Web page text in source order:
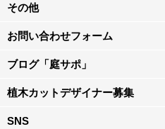
その他
お問い合わせフォーム
ブログ「庭サポ」
植木カットデザイナー募集
SNS